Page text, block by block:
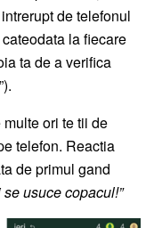
de telefonul
la fiecare
ta de a verifica
ori te tii de
telefon. Reactia
de primul gand
usuce copacul!”